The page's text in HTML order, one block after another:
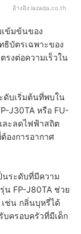
อ้างอิง:lazada.co.th
เข้มข้นของ
ธิบัตรเฉพาะของ
รงต่อความเร็วใน
ดับเริ่มต้นที่พบใน
J30TA หรือ FU-
ละลดไฟฟ้าสถิต
องการอากาศ
นระดับที่มีความ
น FP-J80TA ช่วย
เช่น กลิ่นบุหรี่ได้
บครอบครัวที่มีเด็ก